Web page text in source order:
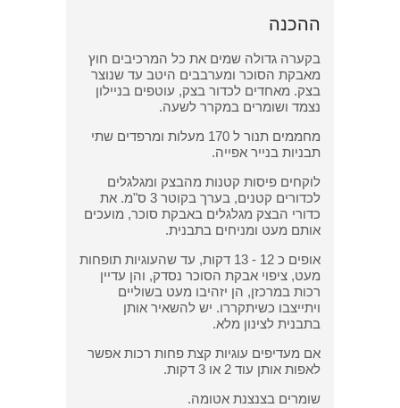
ההכנה
בקערה גדולה שמים את כל המרכיבים חוץ
מאבקת הסוכר ומערבבים היטב עד שנוצר
בצק. מאחדים לכדור בצק, עוטפים בניילון
נצמד ושומרים במקרר לשעה.
מחממים תנור ל 170 מעלות ומרפדים שתי
תבניות בנייר אפייה.
לוקחים פיסות קטנות מהבצק ומגלגלים
לכדורים קטנים, בערך בקוטר 3 ס"מ. את
כדורי הבצק מגלגלים באבקת סוכר, מועכים
אותם מעט ומניחים בתבנית.
אופים כ 12 - 13 דקות, עד שהעוגיות תופחות
מעט, ציפוי אבקת הסוכר נסדק, והן עדיין
רכות במרכזן, הן יזהיבו מעט בשוליים
ויתייצבו כשיתקררו. יש להשאיר אותן
בתבנית לצינון מלא.
אם מעדיפים עוגיות קצת פחות רכות אפשר
לאפות אותן עוד 2 או 3 דקות.
שומרים בצנצנת אטומה.